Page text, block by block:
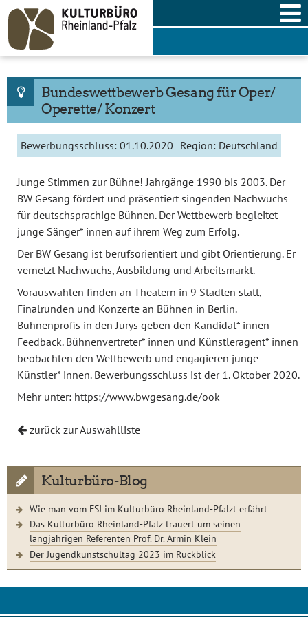
Skip
content
Bundeswettbewerb Gesang für Oper/
Operette/ Konzert
Bewerbungsschluss: 01.10.2020 Region: Deutschland
Junge Stimmen zur Bühne! Jahrgänge 1990 bis 2003. Der
BW Gesang fördert und präsentiert singenden Nachwuchs
für deutschsprachige Bühnen. Der Wettbewerb begleitet
junge Sänger* innen auf ihrem Weg zum Erfolg.
Der BW Gesang ist berufsorientiert und gibt Orientierung. Er
vernetzt Nachwuchs, Ausbildung und Arbeitsmarkt.
Vorauswahlen finden an Theatern in 9 Städten statt,
Finalrunden und Konzerte an Bühnen in Berlin.
Bühnenprofis in den Jurys geben den Kandidat* innen
Feedback. Bühnenvertreter* innen und Künstleragent* innen
beobachten den Wettbewerb und engagieren junge
Künstler* innen. Bewerbungsschluss ist der 1. Oktober 2020.
Mehr unter: https://www.bwgesang.de/ook
zurück zur Auswahlliste
Kulturbüro-Blog
Wie man vom FSJ im Kulturbüro Rheinland-Pfalzt erfährt
Das Kulturbüro Rheinland-Pfalz trauert um seinen
langjährigen Referenten Prof. Dr. Armin Klein
Der Jugendkunstschultag 2023 im Rückblick